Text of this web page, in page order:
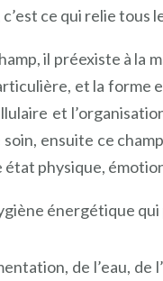
ce qui relie tous
il préexiste à la
et la forme
et
ensuite ce
physique,
énergétique qui
de l’eau, de